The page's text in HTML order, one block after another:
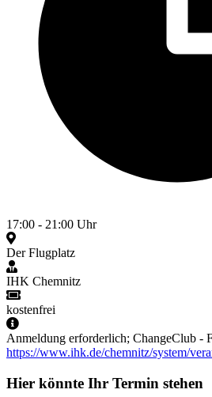
17:00 - 21:00 Uhr
Der Flugplatz
IHK Chemnitz
kostenfrei
Anmeldung erforderlich; ChangeClub -
https://www.ihk.de/chemnitz/system/
Hier könnte Ihr Termin stehen